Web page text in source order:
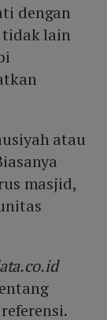
Mute
dengan
tidak lain
atau
masjid,